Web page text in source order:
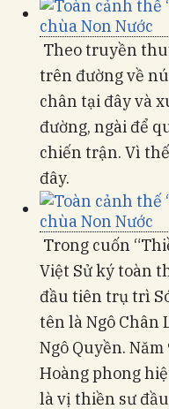
Theo truyền
trên đường về
chân tại đây và
đường, ngài để
chiến trận. Vì
đây.
Trong cuốn
Việt Sử ký toàn
đầu tiên trụ trì
tên là Ngô Chân
Ngô Quyền.
Hoàng phong
là vị thiền sư